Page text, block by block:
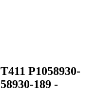
P1058930-
189 -